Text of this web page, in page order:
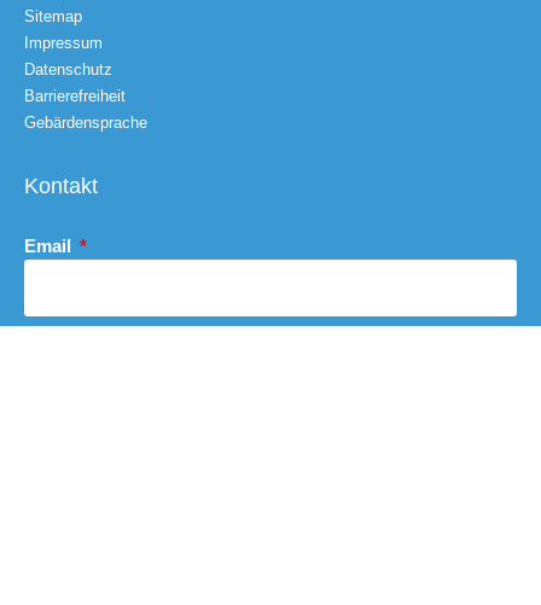
Sitemap
Impressum
Datenschutz
Barrierefreiheit
Gebärdensprache
Kontakt
Email